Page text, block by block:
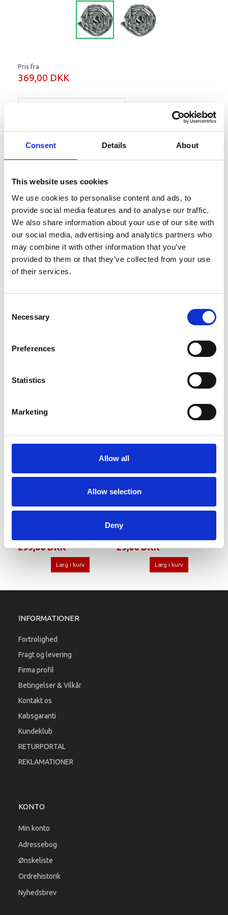
Consent Details About
This website uses cookies
We use cookies to personalise content and ads, to
provide social media features and to analyse our traffic.
We also share information about your use of our site with
our social media, advertising and analytics partners who
may combine it with other information that you’ve
provided to them or that they’ve collected from your use
of their services.
Selection
Necessary
Preferences
Statistics
Marketing
Allow all
Allow selection
Deny
Pris fra
369,00 DKK
Mere information
Beskrivelse - Mål Vare nummer
Isoleringsstrømpe varmluft
pe30 Ø 65-80 mm 3 m
1102105
Derfor kan der i enkelte tilfælde være produkter, som ikke kan
leveres, eller hvor prisen afviger fra det viste. Vi kontakter dig
ANBEFALINGER
299,00 DKK
Læg i kurv
60/90MM, 1STK
29,00 DKK
Læg i kurv
INFORMATIONER
Fortrolighed
Fragt og levering
Firma profil
Betingelser & Vilkår
Kontakt os
Købsgaranti
Kundeklub
RETURPORTAL
REKLAMATIONER
KONTO
Min konto
Adressebog
Ønskeliste
Ordrehistorik
Nyhedsbrev